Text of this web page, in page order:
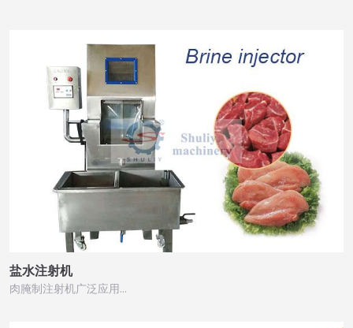
盐水注射机
肉腌制注射机广泛应用…